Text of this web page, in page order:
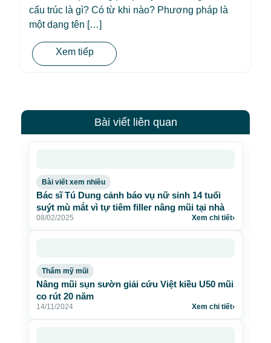
cấu trúc là gì? Có từ khi nào? Phương pháp là
một dạng tên […]
Xem tiếp
Bài viết liên quan
Bài viết xem nhiều
Bác sĩ Tú Dung cảnh báo vụ nữ sinh 14 tuổi
suýt mù mắt vì tự tiêm filler nâng mũi tại nhà
08/02/2025 Xem chi tiết›
Thẩm mỹ mũi
Nâng mũi sụn sườn giải cứu Việt kiều U50 mũi
co rút 20 năm
14/11/2024 Xem chi tiết›